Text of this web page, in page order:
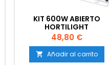
KIT 600W ABIERTO
HORTILIGHT
Precio
48,80 €
 Añadir al carrito